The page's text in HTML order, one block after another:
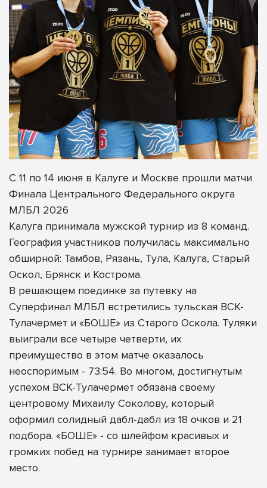
С 11 по 14 июня в Калуге и Москве прошли матчи
Финала Центрального Федерального округа
МЛБЛ 2026
Калуга принимала мужской турнир из 8 команд.
География участников получилась максимально
обширной: Тамбов, Рязань, Тула, Калуга, Старый
Оскол, Брянск и Кострома.
В решающем поединке за путевку на
Суперфинал МЛБЛ встретились тульская ВСК-
Тулачермет и «БОШЕ» из Старого Оскола. Туляки
выиграли все четыре четверти, их
преимущество в этом матче оказалось
неоспоримым - 73:54. Во многом, достигнутым
успехом ВСК-Тулачермет обязана своему
центровому Михаилу Соколову, который
оформил солидный дабл-дабл из 18 очков и 21
подбора. «БОШЕ» - со шлейфом красивых и
громких побед на турнире занимает второе
место.